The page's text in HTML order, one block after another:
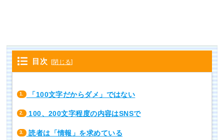
目次 [閉じる]
1. 「100文字だからダメ」ではない
2. 100、200文字程度の内容はSNSで
3. 読者は「情報」を求めている